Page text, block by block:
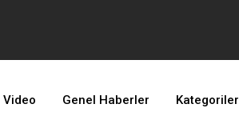
Video Genel Haberler Kategoriler